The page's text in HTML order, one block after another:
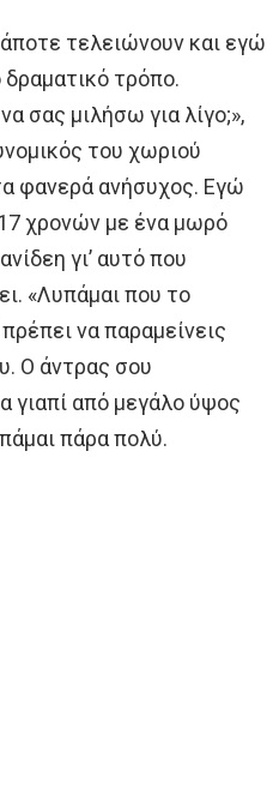
τελειώνουν και εγώ
τρόπο.
σας μιλήσω για λίγο;»,
του χωριού
φανερά ανήσυχος. Εγώ
χρονών με ένα μωρό
γι’ αυτό που
«Λυπάμαι που το
να παραμείνεις
Ο άντρας σου
από μεγάλο ύψος
πάρα πολύ.